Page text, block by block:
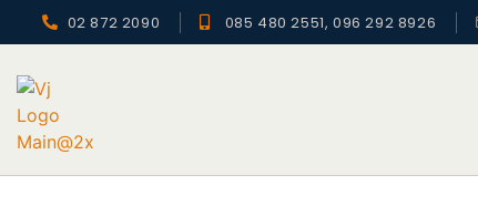
02 872 2090 085 480 2551, 096 292 8926